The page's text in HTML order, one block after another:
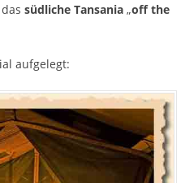
südliche Tansania„off the
aufgelegt: